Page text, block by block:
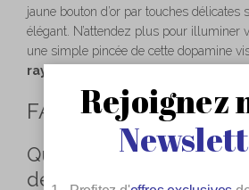
jaune bouton d’or par touches délicates
élégant. N’attendez plus pour illuminer
une simple pincée de cette dopamine
rayonner durablement votre foyer
FAQ
Quelle est la
de la couleur bouton d’or
Rejoignez